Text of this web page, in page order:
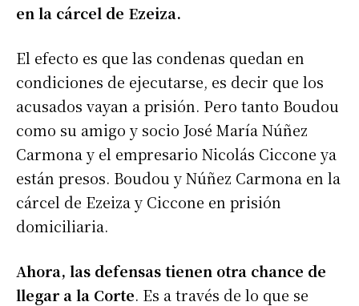
en la cárcel de Ezeiza.
El efecto es que las condenas quedan en
condiciones de ejecutarse, es decir que los
acusados vayan a prisión. Pero tanto Boudou
como su amigo y socio José María Núñez
Carmona y el empresario Nicolás Ciccone ya
están presos. Boudou y Núñez Carmona en la
cárcel de Ezeiza y Ciccone en prisión
domiciliaria.
Ahora, las defensas tienen otra chance de
llegar a la Corte. Es a través de lo que se